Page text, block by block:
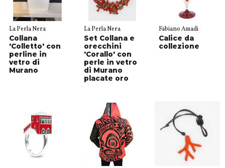
La Perla Nera
Collana
'Colletto' con
perline in
vetro di
Murano
La Perla Nera
Set Collana e
orecchini
'Corallo' con
perle in vetro
di Murano
placate oro
Fabiano Amadi
Calice da
collezione